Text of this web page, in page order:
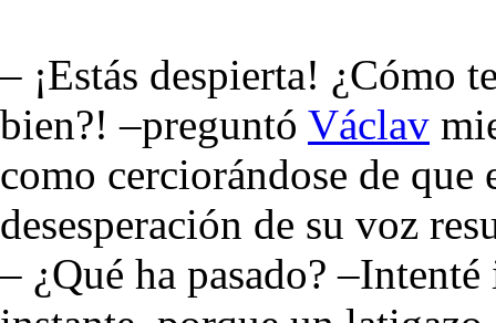
– ¡Estás despierta! ¿Cómo
bien?! –preguntó Václav
como cerciorándose de que
desesperación de su voz
– ¿Qué ha pasado?